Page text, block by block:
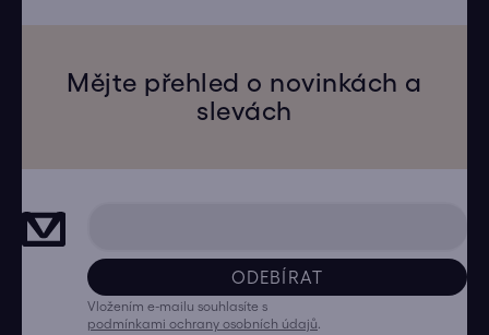
Mějte přehled o novinkách a
slevách
ODEBÍRAT
Vložením e-mailu souhlasíte s
podmínkami ochrany osobních údajů